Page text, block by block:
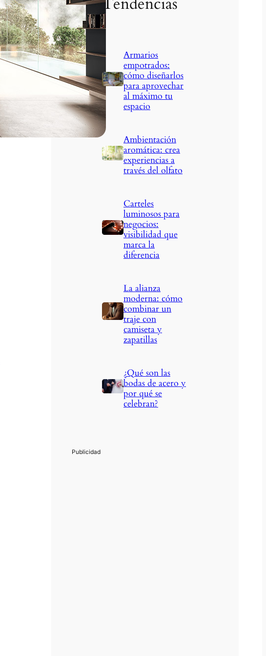
Armarios
empotrados:
cómo diseñarlos
para aprovechar
al máximo tu
espacio
Ambientación
aromática: crea
experiencias a
través del olfato
Carteles
luminosos para
negocios:
visibilidad que
marca la
diferencia
La alianza
moderna: cómo
combinar un
traje con
camiseta y
zapatillas
¿Qué son las
bodas de acero y
por qué se
celebran?